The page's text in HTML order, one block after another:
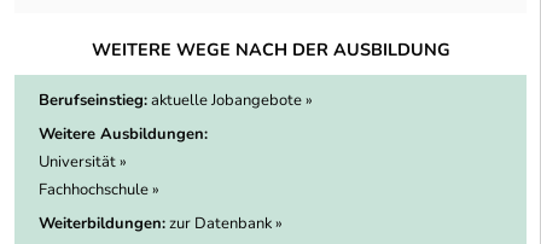
WEITERE WEGE NACH DER AUSBILDUNG
Berufseinstieg:aktuelle Jobangebote »
Weitere Ausbildungen:
Universität »
Fachhochschule »
Weiterbildungen:zur Datenbank »